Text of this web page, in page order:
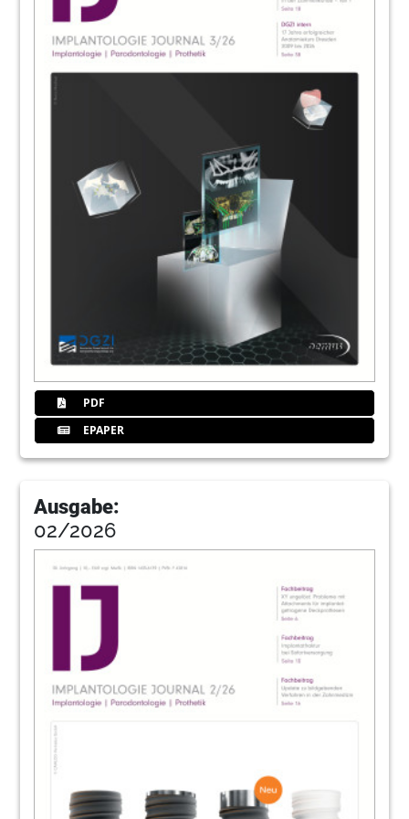
60News
Redaktion
PreXion live erleben: Bei Kongressen oder
im Showroom
Redaktion
BEGO Implant Systems GmbH & Co. KG
Ästhetische Zahnmedizin interdisziplinär:
Gelungene Premiere der Esthetic Days
Redaktion
Zimmer Biomet lud zur Digital Arena nach
München
Redaktion
7016. Leipziger Forum für Innovative
Zahnmedizin
Redaktion
6. Hamburger Forum fürInnovative
Implantologie
Redaktion
EUROSYMPOSIUM/ 14. Süddeutsche
Implantologietage
Redaktion
Wiesbaden: Implantologie 4.0 – Trends in
der Implantologie
PDF
EPAPER
Ausgabe:
02/2026